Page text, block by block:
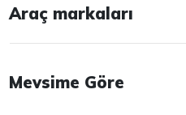
Araç markaları
Mevsime Göre